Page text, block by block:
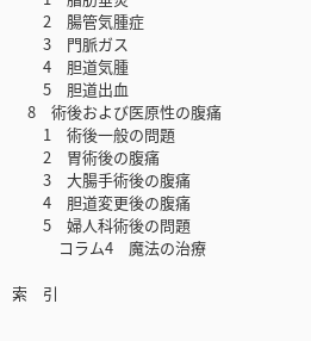
2 腸管気腫症
3 門脈ガス
4 胆道気腫
5 胆道出血
8 術後および医原性の腹痛
1 術後一般の問題
2 胃術後の腹痛
3 大腸手術後の腹痛
4 胆道変更後の腹痛
5 婦人科術後の問題
コラム4 魔法の治療
索 引